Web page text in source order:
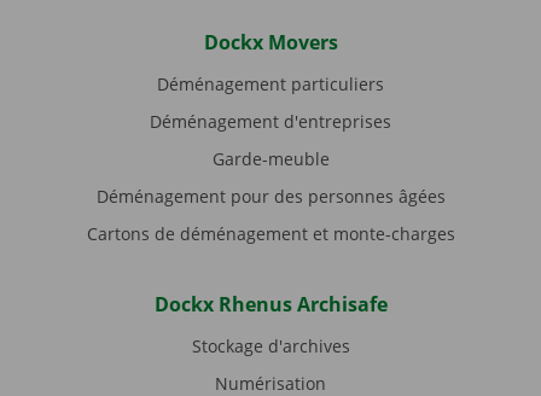
Dockx Movers
Déménagement particuliers
Déménagement d'entreprises
Garde-meuble
Déménagement pour des personnes âgées
Cartons de déménagement et monte-charges
Dockx Rhenus Archisafe
Stockage d'archives
Numérisation